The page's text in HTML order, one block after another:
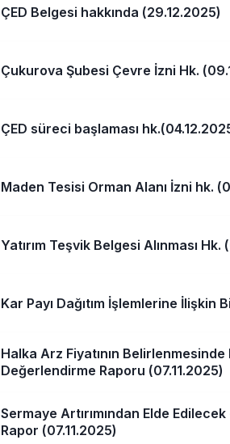
ÇED Belgesi hakkında (29.12.2025)
Çukurova Şubesi Çevre İzni Hk.
ÇED süreci başlaması
Maden Tesisi Orman Alanı İzni hk.
Yatırım Teşvik Belgesi Alınması Hk.
Kar Payı Dağıtım İşlemlerine İlişkin
Halka Arz Fiyatının
Değerlendirme Raporu (07.11.2025)
Sermaye Artırımından Elde
Rapor (07.11.2025)